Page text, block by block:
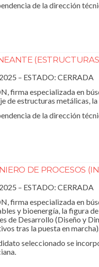
de la dirección
– ESTADO: CERRADA
firma especializada en
de estructuras metálicas,
de la dirección
DE PROCESOS
– ESTADO: CERRADA
firma especializada en
y bioenergía, la figura
de Desarrollo (Diseño y
tras la puesta en
seleccionado se